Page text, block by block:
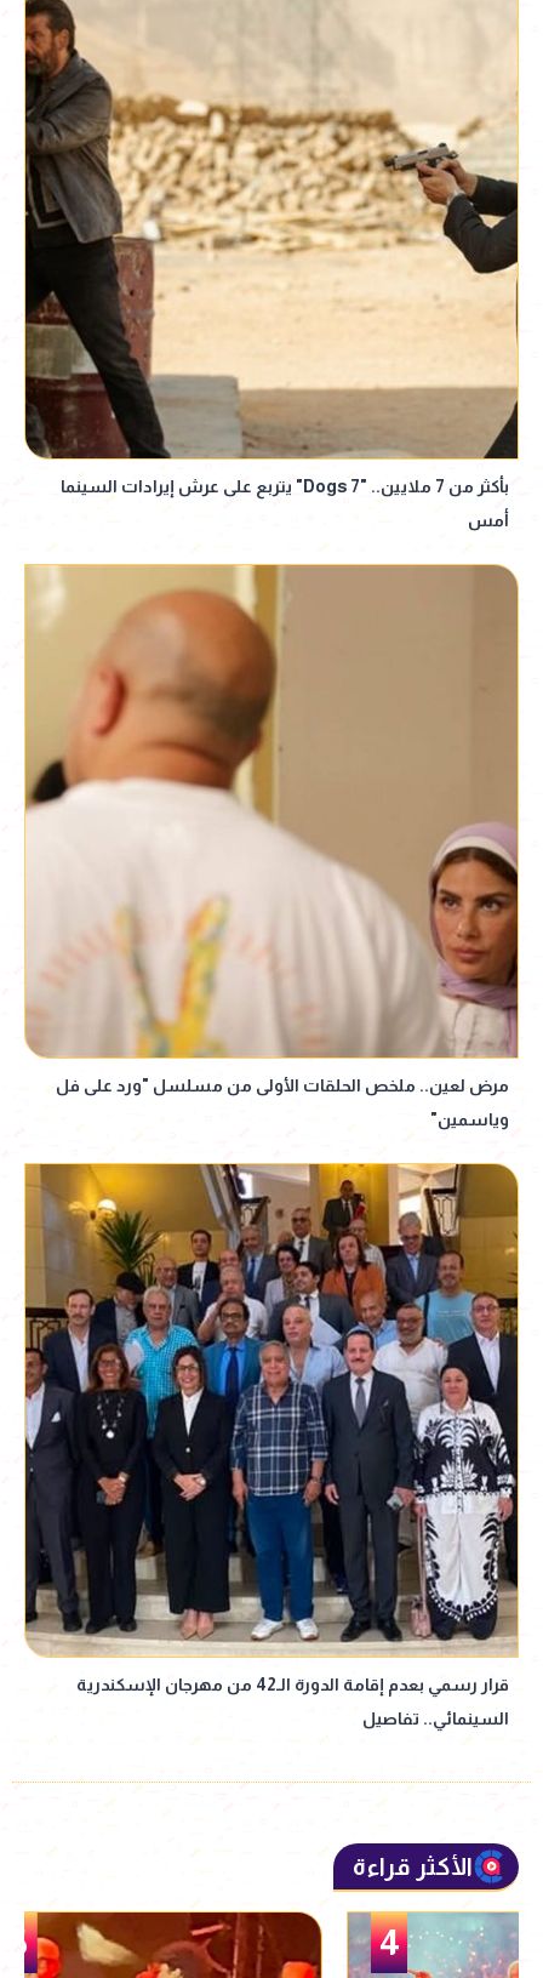
بأكثر من 7 ملايين.. "7 Dogs" يتربع على عرش إيرادات السينما
أمس
مرض لعين.. ملخص الحلقات الأولى من مسلسل "ورد على فل
وياسمين"
قرار رسمي بعدم إقامة الدورة الـ42 من مهرجان الإسكندرية
السينمائي.. تفاصيل
الأكثر قراءة
5